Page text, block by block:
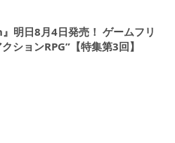
明日8月4日発売！ ゲームフリ
ションRPG”【特集第3回】